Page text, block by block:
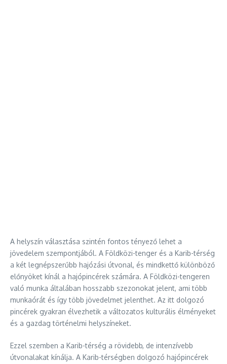
A helyszín választása szintén fontos tényező lehet a
jövedelem szempontjából. A Földközi-tenger és a Karib-térség
a két legnépszerűbb hajózási útvonal, és mindkettő különböző
előnyöket kínál a hajópincérek számára. A Földközi-tengeren
való munka általában hosszabb szezonokat jelent, ami több
munkaórát és így több jövedelmet jelenthet. Az itt dolgozó
pincérek gyakran élvezhetik a változatos kulturális élményeket
és a gazdag történelmi helyszíneket.
Ezzel szemben a Karib-térség a rövidebb, de intenzívebb
útvonalakat kínálja. A Karib-térségben dolgozó hajópincérek